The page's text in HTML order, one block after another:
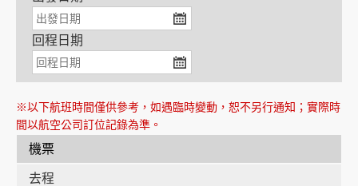
創造旅遊
回程日期
※以下航班時間僅供參考，如遇臨時變動，恕不另行通知；實際時
間以航空公司訂位記錄為準。
機票
去程